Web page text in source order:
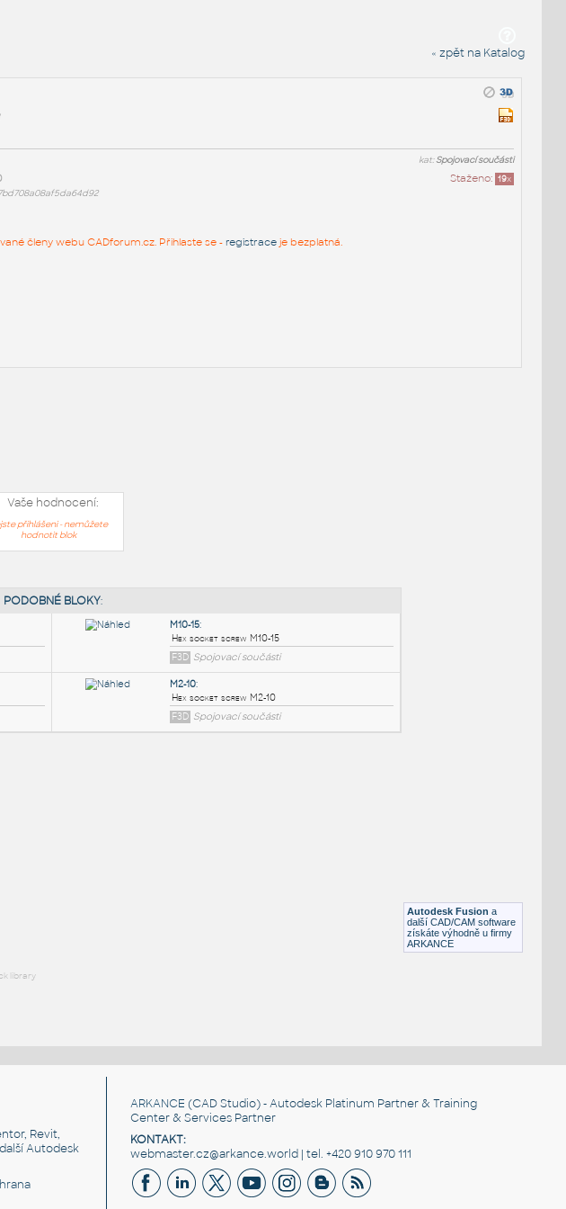
« zpět na Katalog
kat:Spojovací součásti
Staženo: 19x
členy webu CADforum.cz. Přihlaste se - registraceje bezplatná.
Vaše hodnocení:
přihlášeni - nemůžete
hodnotit blok
Spojovací součástiAutodesk Fusion a
další CAD/CAM software
získáte výhodně u firmy
ARKANCE
library
Revit,
Autodesk
ARKANCE (CAD Studio) - Autodesk Platinum Partner & Training
Center & Services Partner
KONTAKT:
webmaster.cz@arkance.world | tel. +420 910 970 111